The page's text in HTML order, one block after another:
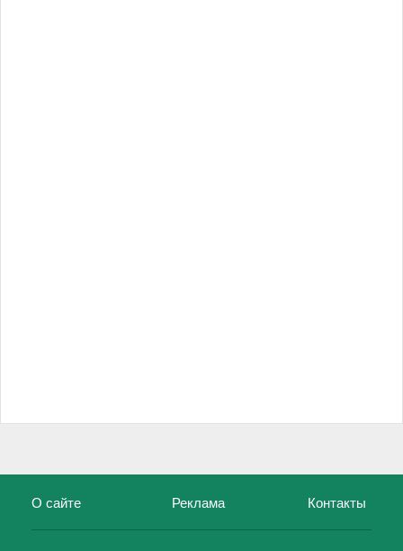
О сайте Реклама Контакты